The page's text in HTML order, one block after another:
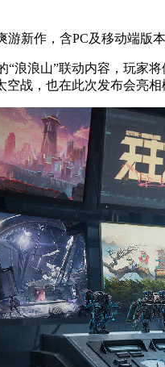
游新作，含PC及移动端
浪浪山”联动内容，玩家
战，也在此次发布会亮相